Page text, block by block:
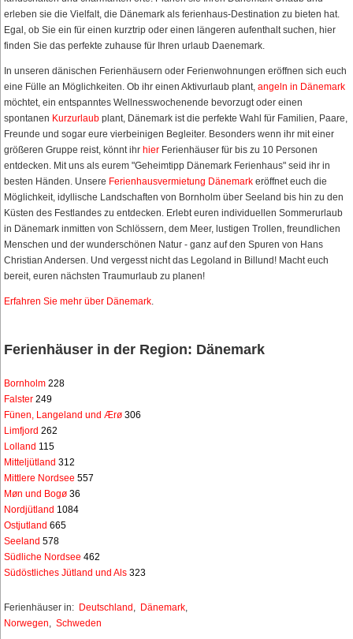
erleben sie die Vielfalt, die Dänemark als ferienhaus-Destination zu bieten hat.
Egal, ob Sie ein für einen kurztrip oder einen längeren aufenthalt suchen, hier
finden Sie das perfekte zuhause für Ihren urlaub Daenemark.
In unseren dänischen Ferienhäusern oder Ferienwohnungen eröffnen sich euch
eine Fülle an Möglichkeiten. Ob ihr einen Aktivurlaub plant, angeln in Dänemark
möchtet, ein entspanntes Wellnesswochenende bevorzugt oder einen
spontanen Kurzurlaub plant, Dänemark ist die perfekte Wahl für Familien, Paare,
Freunde und sogar eure vierbeinigen Begleiter. Besonders wenn ihr mit einer
größeren Gruppe reist, könnt ihr hier Ferienhäuser für bis zu 10 Personen
entdecken. Mit uns als eurem "Geheimtipp Dänemark Ferienhaus" seid ihr in
besten Händen. Unsere Ferienhausvermietung Dänemark eröffnet euch die
Möglichkeit, idyllische Landschaften von Bornholm über Seeland bis hin zu den
Küsten des Festlandes zu entdecken. Erlebt euren individuellen Sommerurlaub
in Dänemark inmitten von Schlössern, dem Meer, lustigen Trollen, freundlichen
Menschen und der wunderschönen Natur - ganz auf den Spuren von Hans
Christian Andersen. Und vergesst nicht das Legoland in Billund! Macht euch
bereit, euren nächsten Traumurlaub zu planen!
Erfahren Sie mehr über Dänemark.
Ferienhäuser in der Region: Dänemark
Bornholm 228
Falster 249
Fünen, Langeland und Ærø 306
Limfjord 262
Lolland 115
Mitteljütland 312
Mittlere Nordsee 557
Møn und Bogø 36
Nordjütland 1084
Ostjutland 665
Seeland 578
Südliche Nordsee 462
Südöstliches Jütland und Als 323
Ferienhäuser in: Deutschland , Dänemark,
Norwegen, Schweden